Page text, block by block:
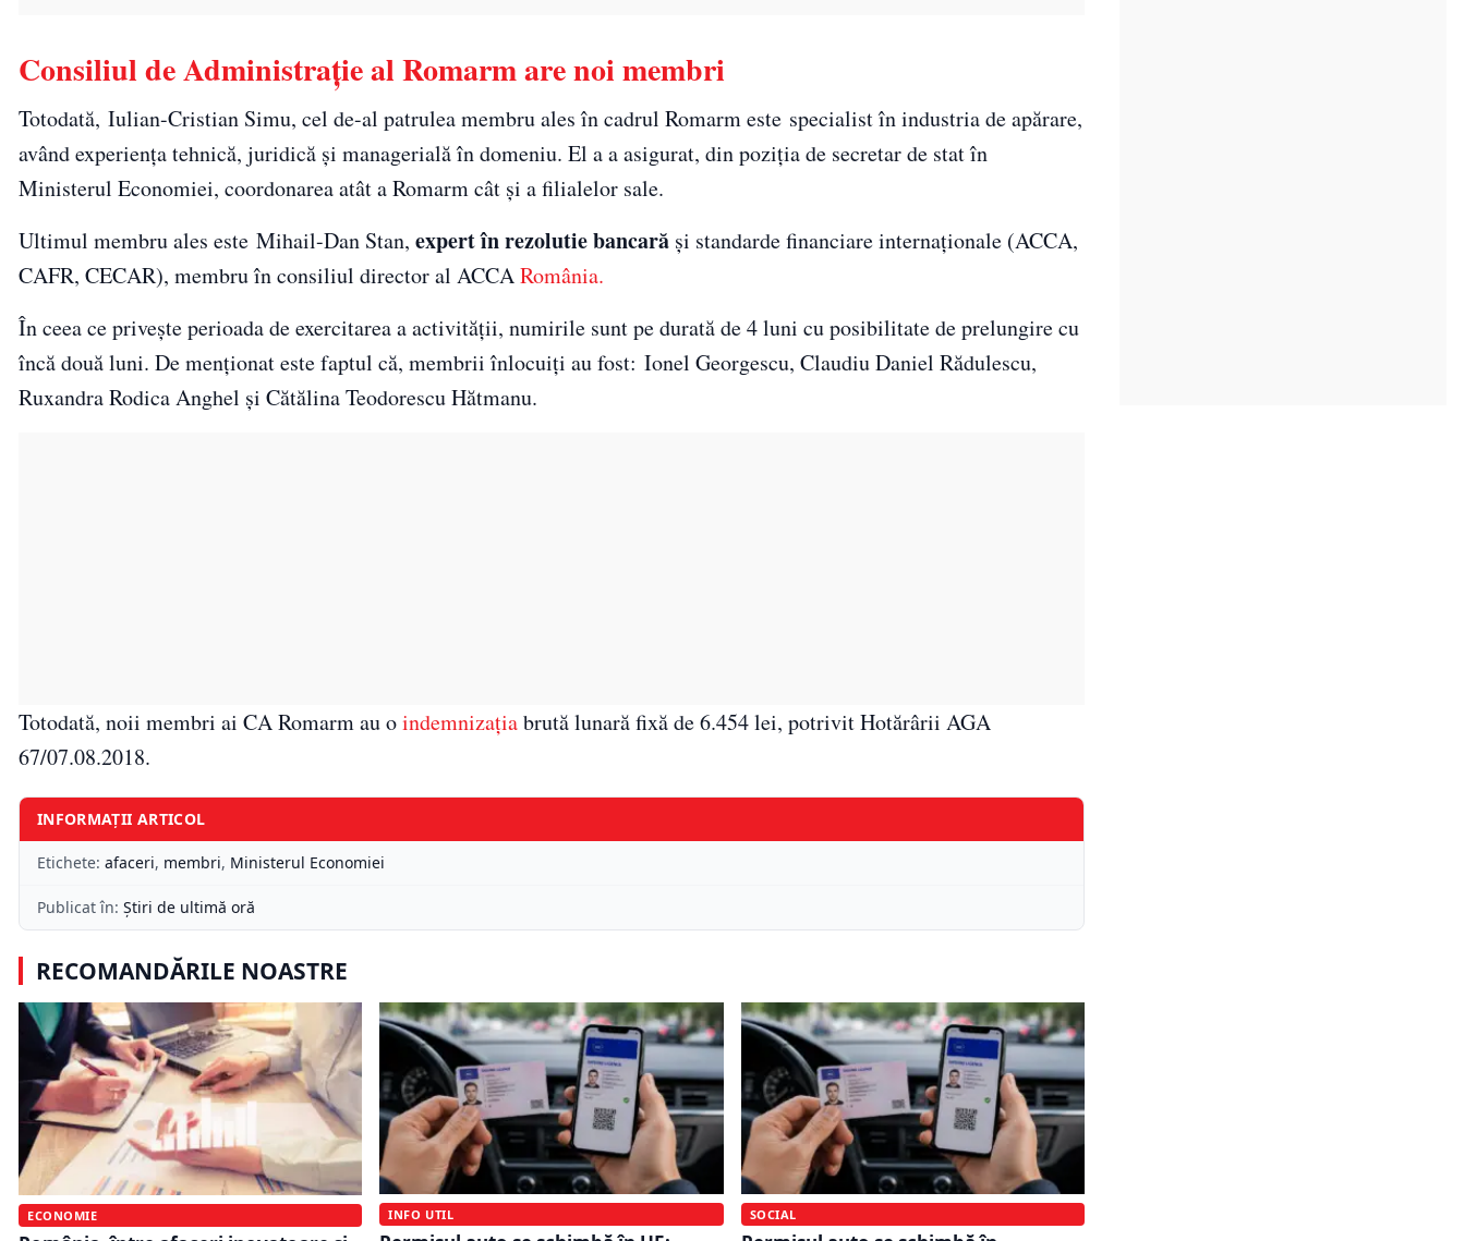
Consiliul de Administrație al Romarm are noi membri
Totodată, Iulian-Cristian Simu, cel de-al patrulea membru ales în cadrul Romarm este specialist în industria de apărare,
având experiența tehnică, juridică și managerială în domeniu. El a a asigurat, din poziția de secretar de stat în
Ministerul Economiei, coordonarea atât a Romarm cât și a filialelor sale.
Ultimul membru ales este Mihail-Dan Stan, expert în rezolutie bancară și standarde financiare internaționale (ACCA,
CAFR, CECAR), membru în consiliul director al ACCARomânia.
În ceea ce privește perioada de exercitarea a activității, numirile sunt pe durată de 4 luni cu posibilitate de prelungire cu
încă două luni. De menționat este faptul că, membrii înlocuiți au fost: Ionel Georgescu, Claudiu Daniel Rădulescu,
Ruxandra Rodica Anghel și Cătălina Teodorescu Hătmanu.
Totodată, noii membri ai CA Romarm au oindemnizațiabrută lunară fixă de 6.454 lei, potrivit Hotărârii AGA
67/07.08.2018.
INFORMAȚII ARTICOL
Etichete: afaceri, membri, Ministerul Economiei
Publicat în: Știri de ultimă oră
RECOMANDĂRILE NOASTRE
ECONOMIE INFO UTIL SOCIAL